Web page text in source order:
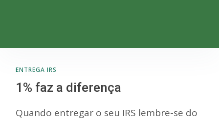
ENTREGA IRS
1% faz a diferença
Quando entregar o seu IRS lembre-se do